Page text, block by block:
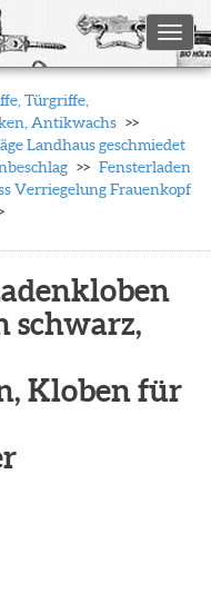
Türgriffe,
Antikwachs
Landhaus geschmiedet
Fensterladen
Verriegelung Frauenkopf
schwarz,
Kloben für